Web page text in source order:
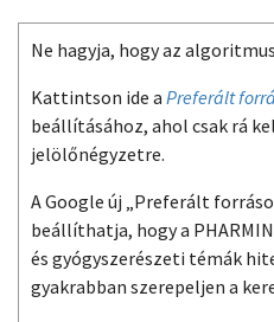
Ne hagyja, hogy az
Kattintson ide a Preferált
beállításához, ahol csak rá
jelölőnégyzetre.
A Google új „Preferált
beállíthatja, hogy a
és gyógyszerészeti témák
gyakrabban szerepeljen a